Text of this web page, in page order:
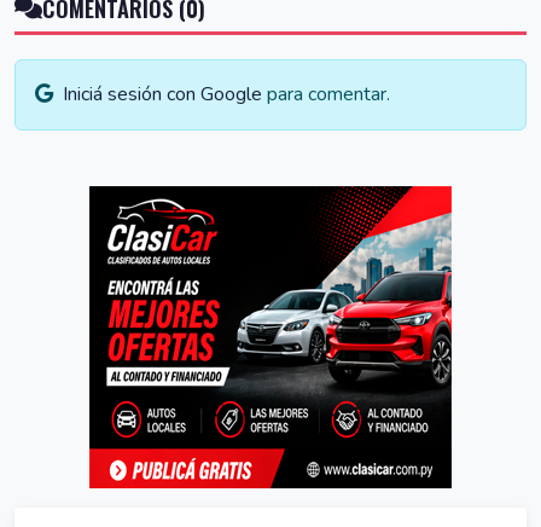
COMENTARIOS (0)
Iniciá sesión con Google para comentar.